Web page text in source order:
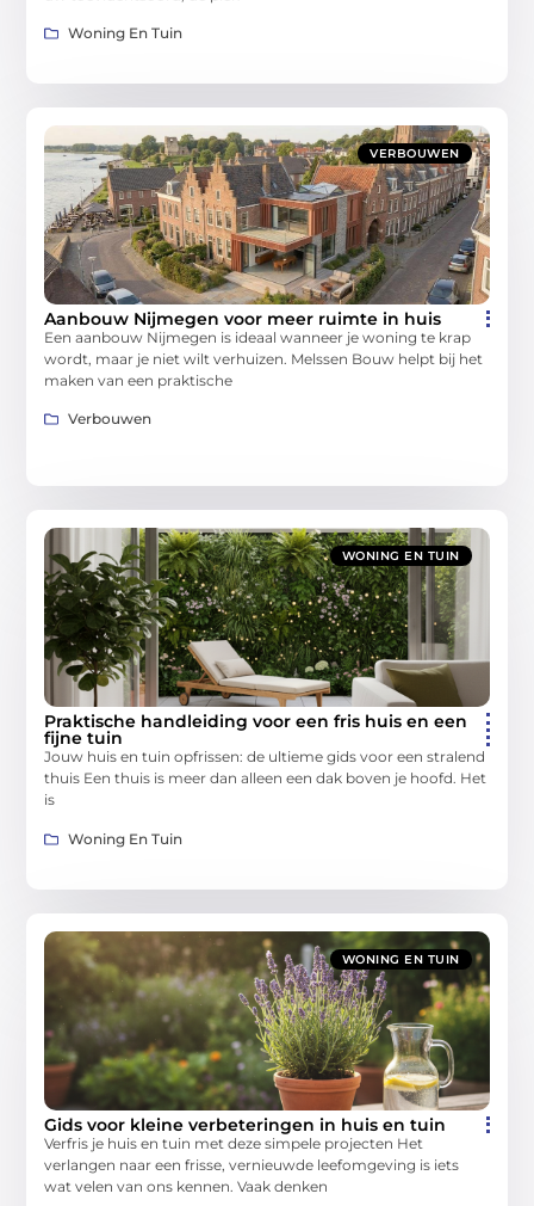
Woning En Tuin
VERBOUWEN
Aanbouw Nijmegen voor meer ruimte in huis
Een aanbouw Nijmegen is ideaal wanneer je woning te krap
wordt, maar je niet wilt verhuizen. Melssen Bouw helpt bij het
maken van een praktische
Verbouwen
WONING EN TUIN
Praktische handleiding voor een fris huis en een
fijne tuin
Jouw huis en tuin opfrissen: de ultieme gids voor een stralend
thuis Een thuis is meer dan alleen een dak boven je hoofd. Het
is
Woning En Tuin
WONING EN TUIN
Gids voor kleine verbeteringen in huis en tuin
Verfris je huis en tuin met deze simpele projecten Het
verlangen naar een frisse, vernieuwde leefomgeving is iets
wat velen van ons kennen. Vaak denken